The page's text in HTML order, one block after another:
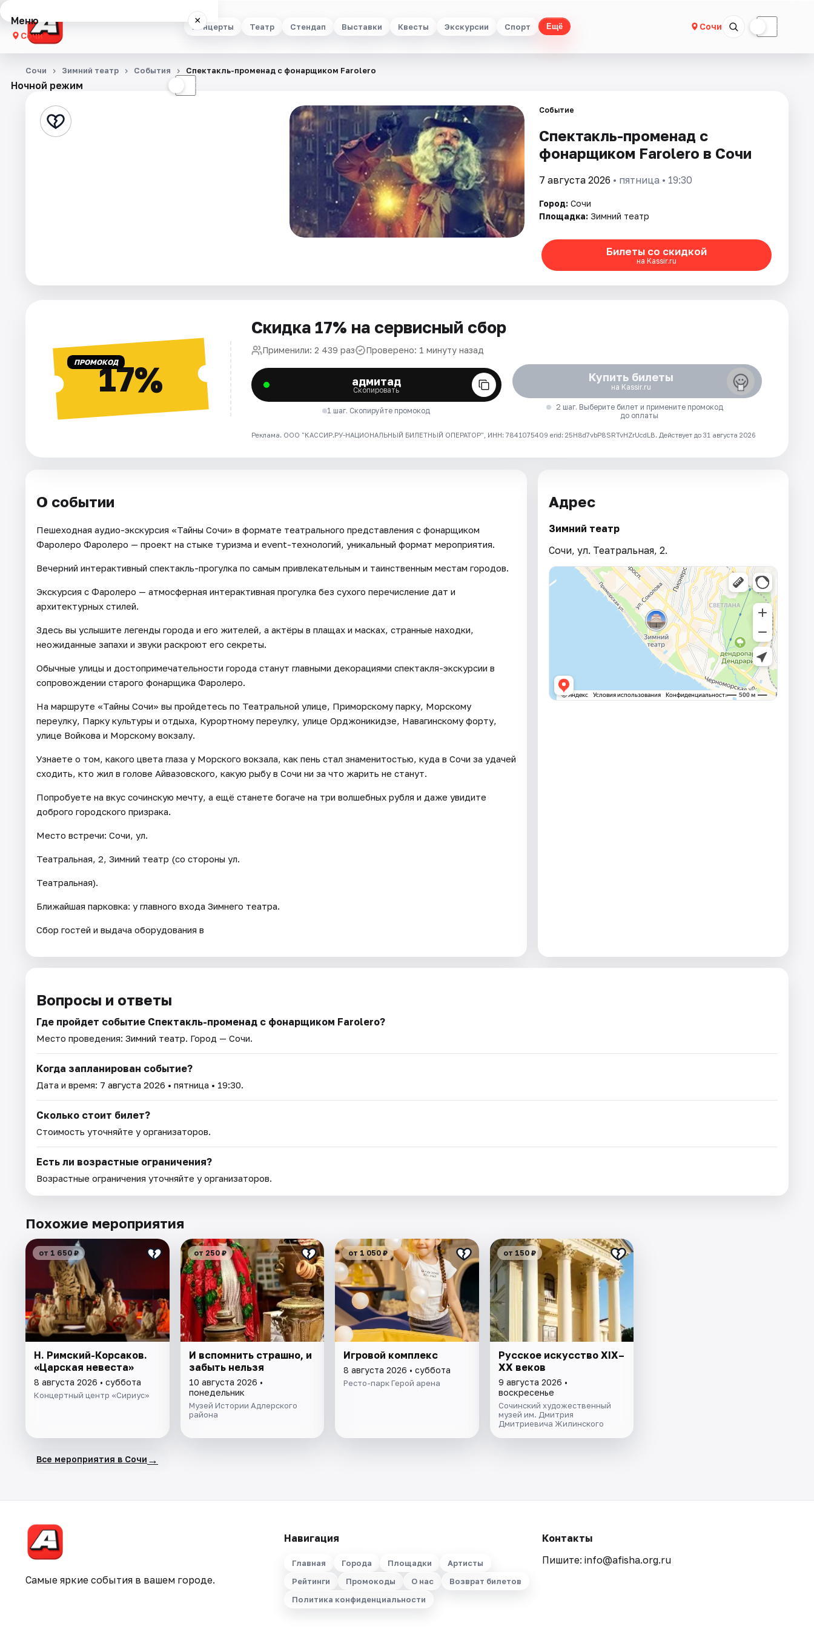
Концерты Театр Стендап Выставки Квесты Экскурсии Спорт Ещё Сочи ☾
Меню ×
Сочи
Концерты
Стендап
Артисты
Рейтинги
Ночной режим ☾
Сочи Зимний театр События Спектакль-променад с фонарщиком Farolero
Событие
Спектакль-променад с
фонарщиком Farolero в Сочи
7 августа 2026 • пятница • 19:30
Город: Сочи
Площадка: Зимний театр
Билеты со скидкой
на Kassir.ru
ПРОМОКОД17%
Скидка 17% на сервисный сбор
Применили: 2 439 раз Проверено: 1 минуту назад
адмитад
Скопировать
1 шаг. Скопируйте промокод
Купить билеты
на Kassir.ru
2 шаг. Выберите билет и примените промокод
до оплаты
Реклама. ООО "КАССИР.РУ-НАЦИОНАЛЬНЫЙ БИЛЕТНЫЙ ОПЕРАТОР", ИНН: 7841075409 erid: 25H8d7vbP8SRTvHZrUcdLB. Действует до 31 августа 2026
О событии
Пешеходная аудио-экскурсия «Тайны Сочи» в формате театрального представления с фонарщиком
Фаролеро Фаролеро — проект на стыке туризма и event-технологий, уникальный формат мероприятия.
Вечерний интерактивный спектакль-прогулка по самым привлекательным и таинственным местам городов.
Экскурсия с Фаролеро — атмосферная интерактивная прогулка без сухого перечисление дат и
архитектурных стилей.
Здесь вы услышите легенды города и его жителей, а актёры в плащах и масках, странные находки,
неожиданные запахи и звуки раскроют его секреты.
Обычные улицы и достопримечательности города станут главными декорациями спектакля-экскурсии в
сопровождении старого фонарщика Фаролеро.
На маршруте «Тайны Сочи» вы пройдетесь по Театральной улице, Приморскому парку, Морскому
переулку, Парку культуры и отдыха, Курортному переулку, улице Орджоникидзе, Навагинскому форту,
улице Войкова и Морскому вокзалу.
Узнаете о том, какого цвета глаза у Морского вокзала, как пень стал знаменитостью, куда в Сочи за удачей
сходить, кто жил в голове Айвазовского, какую рыбу в Сочи ни за что жарить не станут.
Попробуете на вкус сочинскую мечту, а ещё станете богаче на три волшебных рубля и даже увидите
доброго городского призрака.
Место встречи: Сочи, ул.
Театральная, 2, Зимний театр (со стороны ул.
Театральная).
Ближайшая парковка: у главного входа Зимнего театра.
Сбор гостей и выдача оборудования в
Адрес
Зимний театр
Сочи, ул. Театральная, 2.
Вопросы и ответы
Где пройдет событие Спектакль-променад с фонарщиком Farolero?
Место проведения: Зимний театр. Город — Сочи.
Когда запланирован событие?
Дата и время: 7 августа 2026 • пятница • 19:30.
Сколько стоит билет?
Стоимость уточняйте у организаторов.
Есть ли возрастные ограничения?
Возрастные ограничения уточняйте у организаторов.
Похожие мероприятия
от 1 650 ₽
Н. Римский-Корсаков.
«Царская невеста»
8 августа 2026 • суббота
Концертный центр «Сириус»
от 250 ₽
И вспомнить страшно, и
забыть нельзя
10 августа 2026 •
понедельник
Музей Истории Адлерского
района
от 1 050 ₽
Игровой комплекс
8 августа 2026 • суббота
Ресто-парк Герой арена
от 150 ₽
Русское искусство XIX–
XX веков
9 августа 2026 •
воскресенье
Сочинский художественный
музей им. Дмитрия
Дмитриевича Жилинского
Все мероприятия в Сочи →
Самые яркие события в вашем городе.
Навигация
Главная Города Площадки
Артисты
Рейтинги
Промокоды О нас
Возврат билетов
Политика конфиденциальности
Контакты
Пишите: info@afisha.org.ru